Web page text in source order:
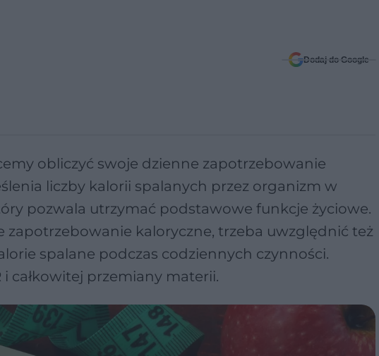
Dodaj do Google
obliczyć swoje dzienne zapotrzebowanie
liczby kalorii spalanych przez organizm w
pozwala utrzymać podstawowe funkcje życiowe.
zapotrzebowanie kaloryczne, trzeba uwzględnić też
spalane podczas codziennych czynności.
całkowitej przemiany materii.